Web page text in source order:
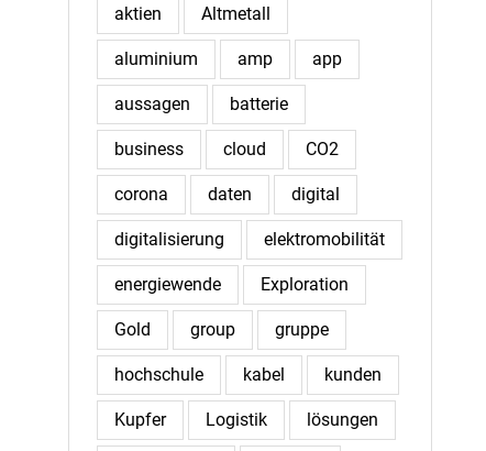
aktien Altmetall
aluminium amp app
aussagen batterie
business cloud CO2
corona daten digital
digitalisierung elektromobilität
energiewende Exploration
Gold group gruppe
hochschule kabel kunden
Kupfer Logistik lösungen